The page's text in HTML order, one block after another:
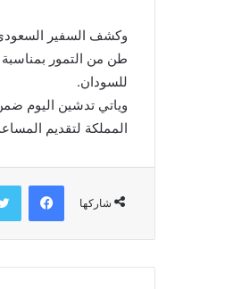
طن من التمور
للسودان.
وياتي تدشين اليوم
المملكة لتقديم
شاركها
فيسبوك